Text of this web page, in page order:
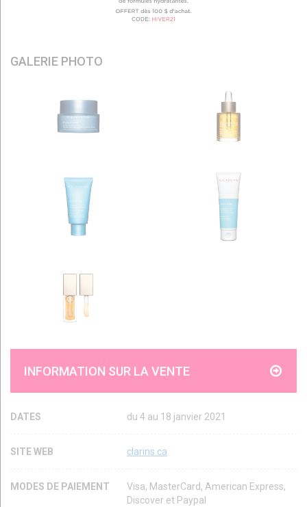
GALERIE PHOTO
INFORMATION SUR LA VENTE
DATES du 4 au 18 janvier 2021
SITE WEB clarins.ca
MODES DE PAIEMENT
Visa, MasterCard, American Express,
Discover et Paypal